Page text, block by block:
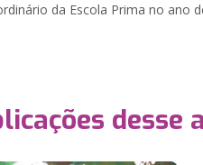
da Escola Prima no ano
desse